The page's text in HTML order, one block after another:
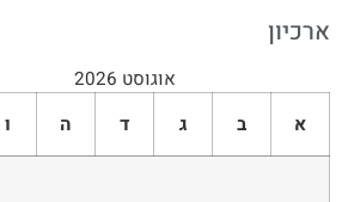
ארכיון
אוגוסט 2026
א
ב ג ד ה ו